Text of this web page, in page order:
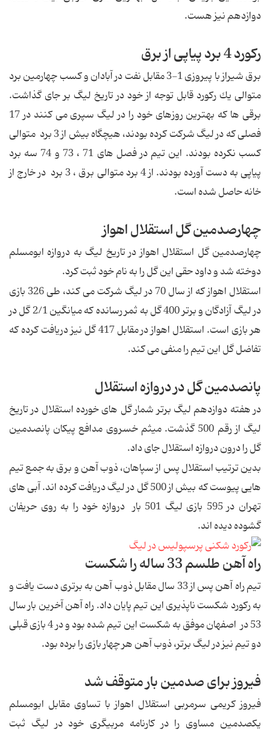
دوازدهم نیز هست.
ركورد 4 برد پیاپى از برق
برق شیراز با پیروزى 1-3 مقابل نفت در آبادان و كسب چهارمین برد
متوالى یك ركورد قابل توجه از خود در تاریخ لیگ بر جاى گذاشت.
برقى ها كه بهترین روزهاى خود را در لیگ سپرى مى كنند در 17
فصلی كه در لیگ شركت كرده بودند، هیچگاه بیش از 3 برد متوالى
كسب نكرده بودند. این تیم در فصل هاى 71 ، 73 و 74 سه برد
پیاپى به دست آورده بودند. از 4 برد متوالى برق ، 3 برد در خارج از
خانه حاصل شده است.
چهارصدمین گل استقلال اهواز
چهارصدمین گل استقلال اهواز در تاریخ لیگ به دروازه ابومسلم
دوخته شد و داود حقى این گل را به نام خود ثبت كرد.
استقلال اهواز كه از سال 70 در لیگ شركت مى كند، طی 326 بازی
در لیگ آزادگان و برتر 400 گل به ثمر رسانده كه میانگین 2/1 گل در
هر بازى است. استقلال اهواز در مقابل 417 گل نیز دریافت كرده كه
تفاضل گل این تیم را منفى مى كند.
پانصدمین گل در دروازه استقلال
در هفته دوازدهم لیگ برتر شمار گل هاى خورده استقلال در تاریخ
لیگ از رقم 500 گذشت. میثم خسروى مدافع پیكان پانصدمین
گل را درون دروازه استقلال جاى داد.
بدین ترتیب استقلال پس از سپاهان، ذوب آهن و برق به جمع تیم
هایى پیوست كه بیش از 500 گل در لیگ دریافت كرده اند. آبى هاى
تهران در 595 بازی لیگ 501 بار دروازه خود را به روى حریفان
گشوده دیده اند.
راه آهن طلسم 33 ساله را شكست
تیم راه آهن پس از 33 سال مقابل ذوب آهن به برترى دست یافت و
به ركورد شكست ناپذیرى این تیم پایان داد. راه آهن آخرین بار سال
53 در اصفهان موفق به شكست این تیم شده بود و در 4 بازی قبلى
دو تیم نیز در لیگ برتر، ذوب آهن هر چهار بازى را برده بود.
فیروز براى صدمین بار متوقف شد
فیروز كریمى سرمربى استقلال اهواز با تساوى مقابل ابومسلم
یكصدمین مساوى را در كارنامه مربیگرى خود در لیگ ثبت